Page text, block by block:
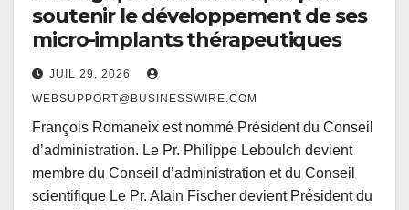
soutenir le développement de ses
micro-implants thérapeutiques
JUIL 29, 2026
WEBSUPPORT@BUSINESSWIRE.COM
François Romaneix est nommé Président du Conseil
d’administration. Le Pr. Philippe Leboulch devient
membre du Conseil d’administration et du Conseil
scientifique Le Pr. Alain Fischer devient Président du